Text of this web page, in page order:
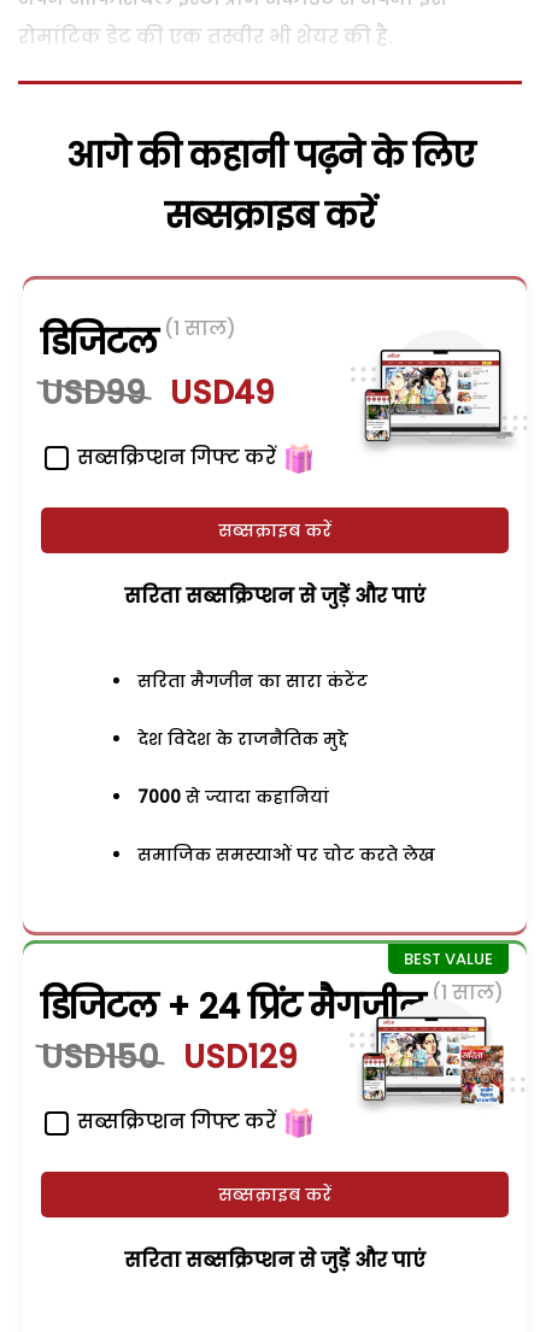
रोमांटिक डेट की एक तस्वीर भी शेयर की है.
आगे की कहानी पढ़ने के लिए
सब्सक्राइब करें
डिजिटल (1 साल)
USD99 USD49
सब्सक्रिप्शन गिफ्ट करें
सब्सक्राइब करें
सरिता सब्सक्रिप्शन से जुड़ेें और पाएं
सरिता मैगजीन का सारा कंटेंट
देश विदेश के राजनैतिक मुद्दे
7000 से ज्यादा कहानियां
समाजिक समस्याओं पर चोट करते लेख
डिजिटल + 24 प्रिंट मैगजीन (1 साल)
USD150 USD129
सब्सक्रिप्शन गिफ्ट करें
सब्सक्राइब करें
सरिता सब्सक्रिप्शन से जुड़ेें और पाएं